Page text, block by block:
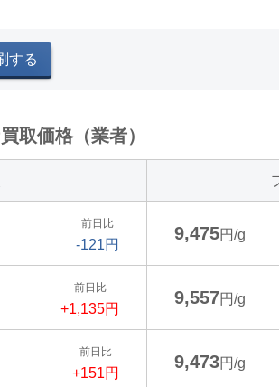
する
取価格（業者）
前日比
-121円
9,475円/g
前日比
+1,135円
9,557円/g
前日比
+151円
9,473円/g